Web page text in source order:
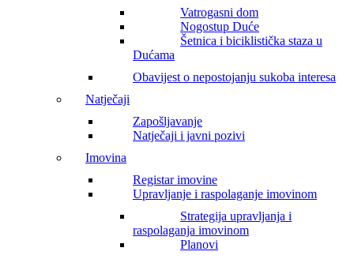
Vatrogasni dom
Nogostup Duće
Šetnica i biciklistička staza u
Dućama
Obavijest o nepostojanju sukoba interesa
Natječaji
Zapošljavanje
Natječaji i javni pozivi
Imovina
Registar imovine
Upravljanje i raspolaganje imovinom
Strategija upravljanja i
raspolaganja imovinom
Planovi